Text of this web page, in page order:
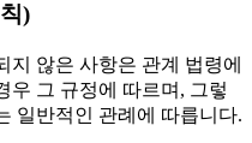
)
지 않은 사항은 관계 법령에
우 그 규정에 따르며, 그렇
일반적인 관례에 따릅니다.